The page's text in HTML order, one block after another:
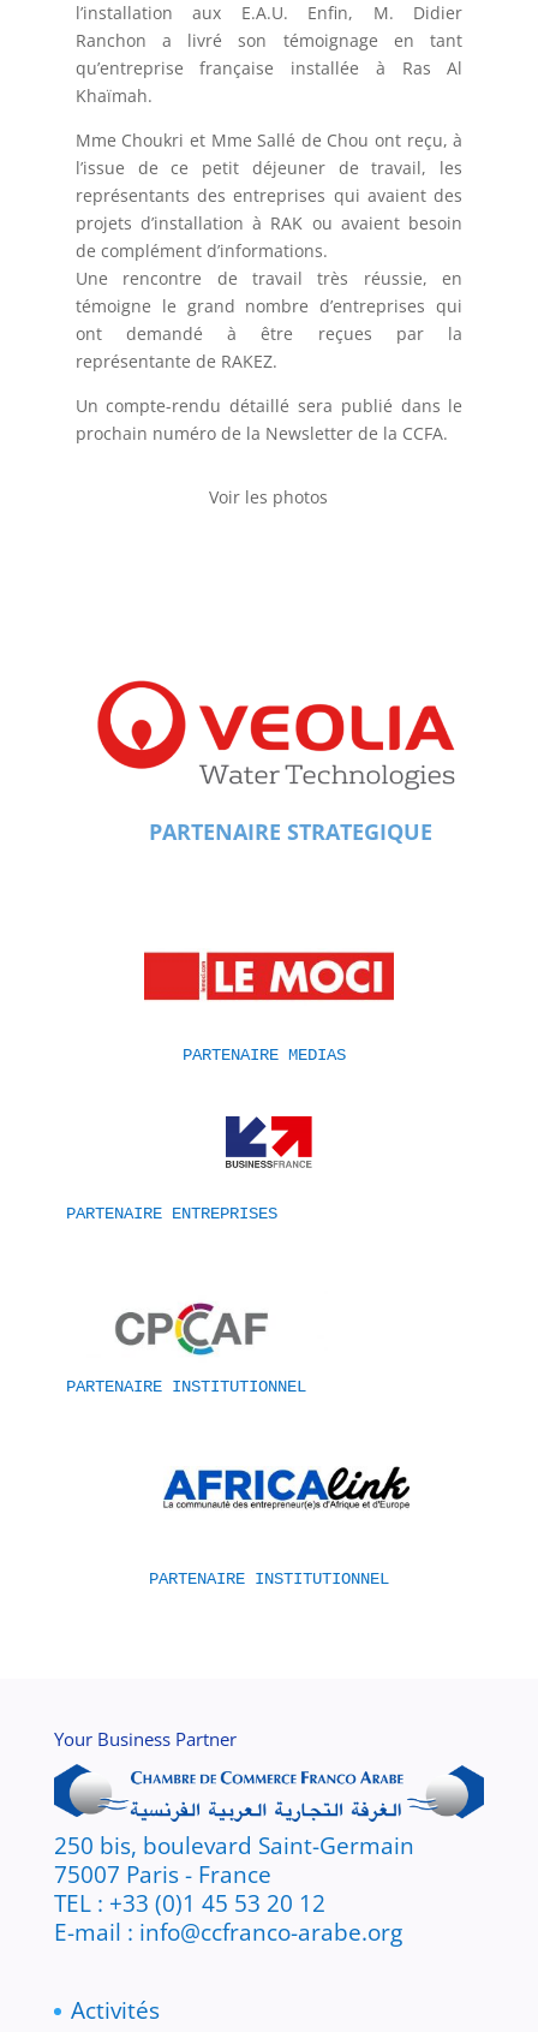
l’installation aux E.A.U. Enfin, M. Didier
Ranchon a livré son témoignage en tant
qu’entreprise française installée à Ras Al
Khaïmah.
Mme Choukri et Mme Sallé de Chou ont reçu, à
l’issue de ce petit déjeuner de travail, les
représentants des entreprises qui avaient des
projets d’installation à RAK ou avaient besoin
de complément d’informations.
Une rencontre de travail très réussie, en
témoigne le grand nombre d’entreprises qui
ont demandé à être reçues par la
représentante de RAKEZ.
Un compte-rendu détaillé sera publié dans le
prochain numéro de la Newsletter de la CCFA.
Voir les photos
PARTENAIRE STRATEGIQUE
PARTENAIRE MEDIAS
PARTENAIRE ENTREPRISES
PARTENAIRE INSTITUTIONNEL
PARTENAIRE INSTITUTIONNEL
Your Business Partner
250 bis, boulevard Saint-Germain
75007 Paris - France
TEL : +33 (0)1 45 53 20 12
E-mail : info@ccfranco-arabe.org
Activités